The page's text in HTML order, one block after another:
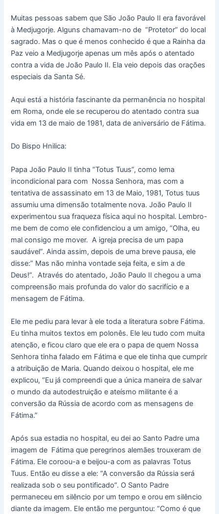
Muitas pessoas sabem que São João Paulo II era favorável
à Medjugorje. Alguns chamavam-no de “Protetor” do local
sagrado. Mas o que é menos conhecido é que a Rainha da
Paz veio a Medjugorje apenas um mês após o atentado
contra a vida de João Paulo II. Ela veio depois das orações
especiais da Santa Sé.
Aqui está a história fascinante da permanência no hospital
em Roma, onde ele se recuperou do atentado contra sua
vida em 13 de maio de 1981, data de aniversário de Fátima.
Do Bispo Hnilica:
Papa João Paulo II tinha “Totus Tuus”, como lema
incondicional para com Nossa Senhora, mas com a
tentativa de assassinato em 13 de Maio, 1981, Totus tuus
assumiu uma dimensão totalmente nova. João Paulo II
experimentou sua fraqueza física aqui no hospital. Lembro-
me bem de como ele confidenciou a um amigo, “Olha, eu
mal consigo me mover. A igreja precisa de um papa
saudável”. Ainda assim, depois de uma breve pausa, ele
disse:” Mas não minha vontade seja feita, e sim a de
Deus!”. Através do atentado, João Paulo II chegou a uma
compreensão mais profunda do valor do sacrifício e a
mensagem de Fátima.
Ele me pediu para levar à ele toda a literatura sobre Fátima.
Eu tinha muitos textos em polonês. Ele leu tudo com muita
atenção, e ficou claro que ele era o papa de quem Nossa
Senhora tinha falado em Fátima e que ele tinha que cumprir
a atribuição de Maria. Quando deixou o hospital, ele me
explicou, “Eu já compreendi que a única maneira de salvar
o mundo da autodestruição e ateísmo militante é a
conversão da Rússia de acordo com as mensagens de
Fátima.”
Após sua estadia no hospital, eu dei ao Santo Padre uma
imagem de Fátima que peregrinos alemães trouxeram de
Fátima. Ele coroou-a e beijou-a com as palavras Totus
Tuus. Então eu disse a ele: “A conversão da Rússia será
realizada sob o seu pontificado”. O Santo Padre
permaneceu em silêncio por um tempo e orou em silêncio
diante da imagem. Ele então me perguntou: “Como é que